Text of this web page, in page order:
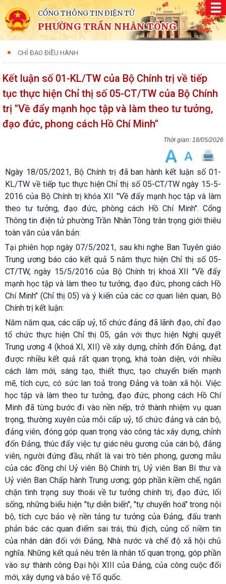
CỔNG THÔNG TIN ĐIỆN TỬ
PHƯỜNG TRẦN NHÂN TÔNG
CHỈ ĐẠO ĐIỀU HÀNH
Kết luận số 01-KL/TW của Bộ Chính trị về tiếp
tục thực hiện Chỉ thị số 05-CT/TW của Bộ Chính
trị "Về đẩy mạnh học tập và làm theo tư tưởng,
đạo đức, phong cách Hồ Chí Minh"
18/05/2026
Ngày 18/05/2021, Bộ Chính trị đã ban hành kết luận số 01-
KL/TW về tiếp tục thực hiện Chỉ thị số 05-CT/TW ngày 15-5-
2016 của Bộ Chính trị khóa XII "Về đẩy mạnh học tập và làm
theo tư tưởng, đạo đức, phòng cách Hồ Chí Minh". Cổng
Thông tin điện tử phường Trần Nhân Tông trân trọng giới thiêu
toàn văn của văn bản:
Tại phiên họp ngày 07/5/2021, sau khi nghe Ban Tuyên giáo
Trung ương báo cáo kết quả 5 năm thực hiện Chỉ thị số 05-
CT/TW, ngày 15/5/2016 của Bộ Chính trị khoá XII "Về đẩy
mạnh học tập và làm theo tư tưởng, đạo đức, phong cách Hồ
Chí Minh" (Chỉ thị 05) và ý kiến của các cơ quan liên quan, Bộ
Chính trị kết luận:
Năm năm qua, các cấp uỷ, tổ chức đảng đã lãnh đạo, chỉ đạo
tổ chức thực hiện Chỉ thị 05, gắn với thực hiện Nghị quyết
Trung ương 4 (khoá XI, XII) về xây dựng, chỉnh đốn Đảng, đạt
được nhiều kết quả rất quan trọng, khá toàn diện, với nhiều
cách làm mới, sáng tạo, thiết thực, tạo chuyển biến mạnh
mẽ, tích cực, có sức lan toả trong Đảng và toàn xã hội. Việc
học tập và làm theo tư tưởng, đạo đức, phong cách Hồ Chí
Minh đã từng bước đi vào nền nếp, trở thành nhiệm vụ quan
trọng, thường xuyên của mỗi cấp uỷ, tổ chức đảng và cán bộ,
đảng viên, đóng góp quan trọng vào công tác xây dựng, chỉnh
đốn Đảng, thúc đẩy việc tự giác nêu gương của cán bộ, đảng
viên, người đứng đầu, nhất là vai trò tiên phong, gương mẫu
của các đồng chí Uỷ viên Bộ Chính trị, Uỷ viên Ban Bí thư và
Uỷ viên Ban Chấp hành Trung ương; góp phần kiềm chế, ngăn
chặn tình trạng suy thoái về tư tưởng chính trị, đạo đức, lối
sống, những biểu hiện "tự diễn biến", "tự chuyển hoá" trong nội
bộ, tích cực bảo vệ nền tảng tư tưởng của Đảng, đấu tranh
phản bác các quan điểm sai trái, thù địch, củng cố niềm tin
của nhân dân đối với Đảng, Nhà nước và chế độ xã hội chủ
nghĩa. Những kết quả nêu trên là nhân tố quan trọng, góp phần
vào sự thành công Đại hội XIII của Đảng, của công cuộc đổi
mới, xây dựng và bảo vệ Tổ quốc.